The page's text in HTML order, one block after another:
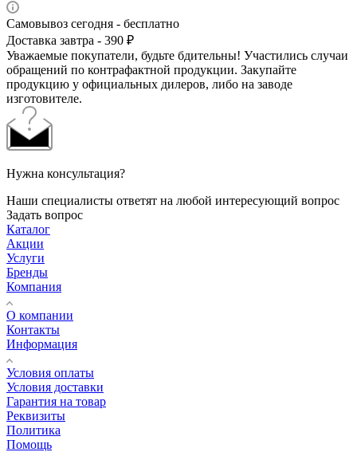
Самовывоз сегодня - бесплатно
Доставка завтра - 390 ₽
Уважаемые покупатели, будьте бдительны! Участились случаи
обращений по контрафактной продукции. Закупайте
продукцию у официальных дилеров, либо на заводе
изготовителе.
Нужна консультация?
Наши специалисты ответят на любой интересующий вопрос
Задать вопрос
Каталог
Акции
Услуги
Бренды
Компания
О компании
Контакты
Информация
Условия оплаты
Условия доставки
Гарантия на товар
Реквизиты
Политика
Помощь